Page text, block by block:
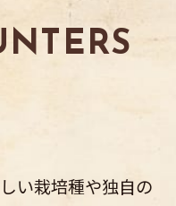
い栽培種や独自の